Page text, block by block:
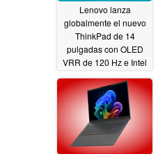
Lenovo lanza
globalmente el nuevo
ThinkPad de 14
pulgadas con OLED
VRR de 120 Hz e Intel
06/04/2026